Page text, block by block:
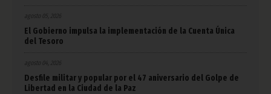
agosto 05, 2026
El Gobierno impulsa la implementación de la Cuenta Única
del Tesoro
agosto 04, 2026
Desfile militar y popular por el 47 aniversario del Golpe de
Libertad en la Ciudad de la Paz